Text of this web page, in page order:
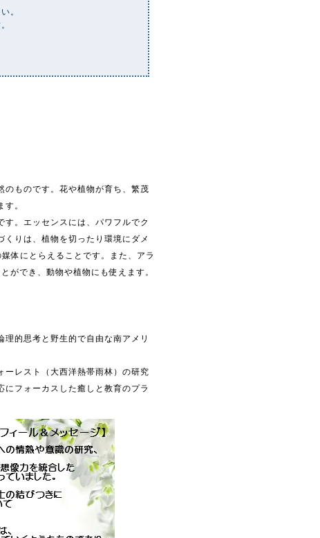
。
のものです。花や植物が育ち、繁茂
。
。エッセンスには、パワフルでク
りは、植物を切ったり環境にダメ
体にとらえることです。また、アラ
ができ、動物や植物にも使えます。
的思考と野生的で自由な南アメリ
ーレスト（大西洋熱帯雨林）の研究
フォーカスした癒しと教育のプラ